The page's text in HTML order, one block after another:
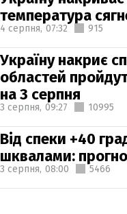
температура
4 серпня, 07:32 915
Україну накриє
областей
на 3 серпня
3 серпня, 09:27 10995
Від спеки +40
шквалами:
3 серпня, 08:00 5466